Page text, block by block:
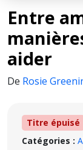
Entre
aider
De Rosie
Titre épuisé
Catégories :